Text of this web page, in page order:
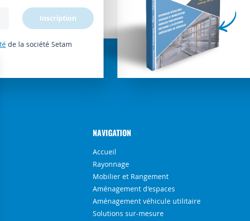
de la société Setam
Inscription
NAVIGATION
Accueil
Rayonnage
Mobilier et Rangement
Aménagement d'espaces
Aménagement véhicule utilitaire
Solutions sur-mesure